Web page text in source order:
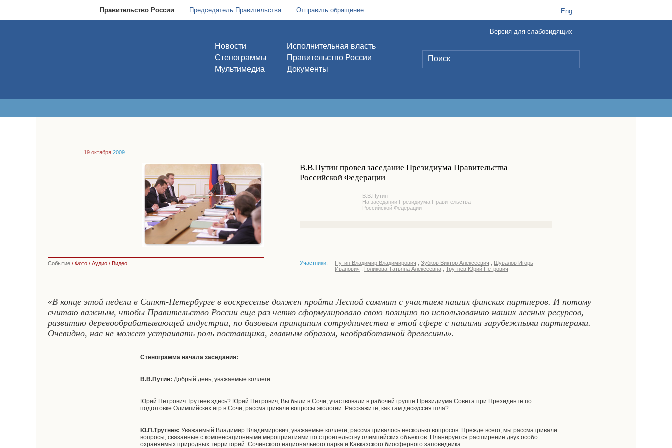
Правительство России Председатель Правительства Отправить обращение Eng
Новости
Стенограммы
Мультимедиа
Исполнительная власть
Правительство России
Документы
Версия для слабовидящих
19 октября 2009
В.В.Путин провел заседание Президиума Правительства
Российской Федерации
В.В.Путин
На заседании Президиума Правительства
Российской Федерации
Событие / Фото / Аудио / Видео Участники: Путин Владимир Владимирович Зубков Виктор Алексеевич
Шувалов Игорь
Иванович
Голикова Татьяна Алексеевна Трутнев Юрий Петрович
«В конце этой недели в Санкт-Петербурге в воскресенье должен пройти Лесной саммит с участием наших финских партнеров. И потому
считаю важным, чтобы Правительство России еще раз четко сформулировало свою позицию по использованию наших лесных ресурсов,
развитию деревообрабатывающей индустрии, по базовым принципам сотрудничества в этой сфере с нашими зарубежными партнерами.
Очевидно, нас не может устраивать роль поставщика, главным образом, необработанной древесины».
Стенограмма начала заседания:
В.В.Путин:Добрый день, уважаемые коллеги.
Юрий Петрович Трутнев здесь? Юрий Петрович, Вы были в Сочи, участвовали в рабочей группе Президиума Совета при Президенте по
подготовке Олимпийских игр в Сочи, рассматривали вопросы экологии. Расскажите, как там дискуссия шла?
Ю.П.Трутнев: Уважаемый Владимир Владимирович, уважаемые коллеги, рассматривалось несколько вопросов. Прежде всего, мы рассматривали
вопросы, связанные с компенсационными мероприятиями по строительству олимпийских объектов. Планируется расширение двух особо
охраняемых природных территорий: Сочинского национального парка и Кавказского биосферного заповедника.